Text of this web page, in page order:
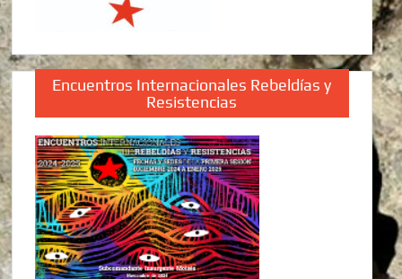
Encuentros Internacionales Rebeldías y
Resistencias